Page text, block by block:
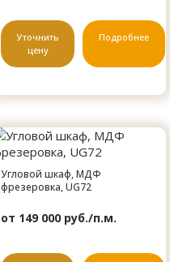
Уточнить
цену
Подробнее
Угловой шкаф, МДФ
фрезеровка, UG72
от 149 000 руб./п.м.